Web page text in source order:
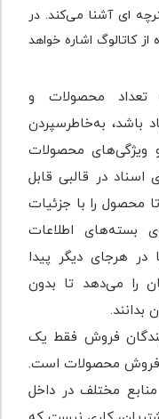
‌ای آشنا می‌کند. در
از کاتالوگ اشاره خواهد
تعداد محصولات و
باشد، به‌خاطرسپردن
و ویژگی‌های محصولات
در قالبی قابل
محصول را با جزئیات
بسته‌های اطلاعات
هرجای دیگر پیدا
را می‌دهد تا بدون
بدانند.
فروش فقط یک
فروش محصولات است.
مختلف در داخل